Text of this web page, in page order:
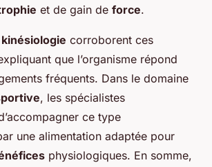
et de gain de force.
corroborent ces
que l’organisme répond
fréquents. Dans le domaine
, les spécialistes
ce type
une alimentation adaptée pour
physiologiques. En somme,